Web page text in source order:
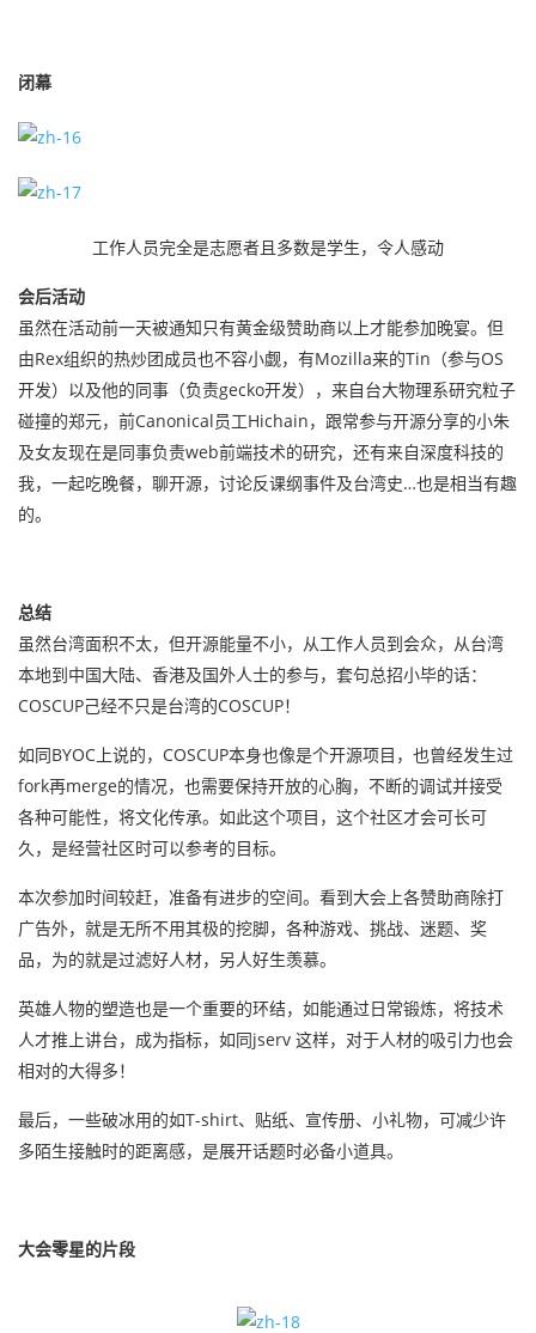
闭幕
工作人员完全是志愿者且多数是学生，令人感动
会后活动
虽然在活动前一天被通知只有黄金级赞助商以上才能参加晚宴。但
由Rex组织的热炒团成员也不容小觑，有Mozilla来的Tin（参与OS
开发）以及他的同事（负责gecko开发），来自台大物理系研究粒子
碰撞的郑元，前Canonical员工Hichain，跟常参与开源分享的小朱
及女友现在是同事负责web前端技术的研究，还有来自深度科技的
我，一起吃晚餐，聊开源，讨论反课纲事件及台湾史…也是相当有趣
的。
总结
虽然台湾面积不太，但开源能量不小，从工作人员到会众，从台湾
本地到中国大陆、香港及国外人士的参与，套句总招小毕的话：
COSCUP己经不只是台湾的COSCUP！
如同BYOC上说的，COSCUP本身也像是个开源项目，也曾经发生过
fork再merge的情况，也需要保持开放的心胸，不断的调试并接受
各种可能性，将文化传承。如此这个项目，这个社区才会可长可
久，是经营社区时可以参考的目标。
本次参加时间较赶，准备有进步的空间。看到大会上各赞助商除打
广告外，就是无所不用其极的挖脚，各种游戏、挑战、迷题、奖
品，为的就是过滤好人材，另人好生羡慕。
英雄人物的塑造也是一个重要的环结，如能通过日常锻炼，将技术
人才推上讲台，成为指标，如同jserv 这样，对于人材的吸引力也会
相对的大得多！
最后，一些破冰用的如T-shirt、贴纸、宣传册、小礼物，可减少许
多陌生接触时的距离感，是展开话题时必备小道具。
大会零星的片段